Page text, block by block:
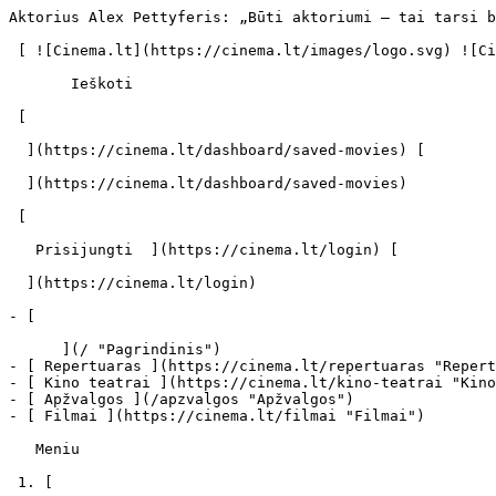
Aktorius Alex Pettyferis: „Būti aktoriumi – tai tarsi būti kalėjime“ - cinema.lt                            Ieškoti     

 [ ![Cinema.lt](https://cinema.lt/images/logo.svg) ![Cinema.lt](https://cinema.lt/images/favicon.svg) ](https://cinema.lt "Cinema.lt")

       Ieškoti     

 [  

  ](https://cinema.lt/dashboard/saved-movies) [  

  ](https://cinema.lt/dashboard/saved-movies)

 [  

   Prisijungti  ](https://cinema.lt/login) [  

  ](https://cinema.lt/login) 

- [  

      ](/ "Pagrindinis")
- [ Repertuaras ](https://cinema.lt/repertuaras "Repertuaras")
- [ Kino teatrai ](https://cinema.lt/kino-teatrai "Kino teatrai")
- [ Apžvalgos ](/apzvalgos "Apžvalgos")
- [ Filmai ](https://cinema.lt/filmai "Filmai")

   Meniu   

 1. [ 

      cinema.lt  ](/)
2. [  Naujienos  ](https://cinema.lt/naujienos)
3. Aktorius Alex Pettyferis: „Būti aktoriumi – tai tarsi būti kalėjime“

Aktorius Alex Pettyferis: „Būti aktoriumi – tai tarsi būti kalėjime“
====================================================================

Naujuoju merginų numylėtiniu tituluojamas Alexas Pettyferis teigia, kad aktoriaus duona – negailestingai kieta, o Holivudo žvaigždžių kupinas Los Andželas – klastingas gyvatynas.

Britų aktorius šiuo metu gyvenantis ir dirbantis Los Andžele viename interviu prisipažino negalintis pakęsti šio miesto ir jo gyventojų: „Jis kaip klastingas baseinas, kuriame visi gyvena baimėje. Geografiškai ši vieta fantastiška, tačiau socialine prasme – šlykšti.“

„Būti aktoriumi – tai tarsi būti kalėjime, - tikina 21 metų aktorius, - Patenki į kino pasaulį, uoliai jam tarnauji ir stengiesi atkartoti Johnny Deppo karjerą ir kada nors persikelti gyventi į Paryžių.“

Pervargęs nuo Los Andžele jį nuolat persekiojančių paparacių, A. Pettyferis drąsiai rėžia savo nuomonę apie šį miestą ir nesibaimina galimos kritikos, nes šiuo metu yra vienas geidžiamiausių jaunosios Holivudo kartos aktorių, o visi filmai, kuriuose jis vaidina, tampa pasauliniais hitais.

Jau nuo gegužės 27 d. A. Pettyferį Lietuvos kino teatruose bus galima pamatyti pamatyti romantiškoje dramoje „Pabaisa“ – modernioje „Gražuolės ir pabaisos“ versijoje, žiūrovus nukelsiančioje į šiuolaikinę Niujorko mokyklą.

 Dalintis

 [ ![Facebook](https://cinema.lt/images/socials/facebook_icon.svg) ](https://www.facebook.com/sharer/sharer.php?u=https%3A%2F%2Fcinema.lt%2Fnaujienos%2Faktorius-alex-pettyferis-buti-aktoriumi-tai-tarsi-buti-kalejime)[ ![Messenger](https://cinema.lt/images/socials/messenger_icon.svg) ](https://www.facebook.com/dialog/send?link=https%3A%2F%2Fcinema.lt%2Fnaujienos%2Faktorius-alex-pettyferis-buti-aktoriumi-tai-tarsi-buti-kalejime&redirect_uri=https%3A%2F%2Fcinema.lt%2Fnaujienos%2Faktorius-alex-pettyferis-buti-aktoriumi-tai-tarsi-buti-kalejime)[ ![LinkedIn](https://cinema.lt/images/socials/linkedin_icon.svg) ](https://www.linkedin.com/sharing/share-offsite/?url=https%3A%2F%2Fcinema.lt%2Fnaujienos%2Faktorius-alex-pettyferis-buti-aktoriumi-tai-tarsi-buti-kalejime)  

 [  

   Atgal į sąrašą  ](https://cinema.lt/naujienos) [  Kitas straipsnis   

  ](https://cinema.lt/naujienos/bbettany-vaidmuo-sci-fi-trileryje-kunigas-buvo-tarsi-vaikystes-svajoniu-issipildymas) 

 Kino teatrai šiuo metu rodo 
-----------------------------

- ![](https://cinema.lt/images/bookmarks/bookmark.svg)   

     [    ![Odisėja filmo online nuotraukos](https://s3.eu-central-1.amazonaws.com/cinema-lt/images/movies/poster/a93801f8df9c7cce1dcb323d1011f2e4/c/bPVSexx9aBZ5QtSB-2xl.webp)  ![imdb](https://cinema.lt/images/ratings/imdb.svg) 8.3 

     ![metacritic](https://cinema.lt/images/ratings/metacritic.svg) 89 

    ###  Odisėja 

    ####  The Odyssey 

     ](https://cinema.lt/filmai/odiseja-2026#movie-title "Odisėja")
- ![](https://cinema.lt/images/bookmarks/bookmark.svg)   

     [    ![Pakalikai Ir Monstrai filmo online nuotraukos](https://s3.eu-central-1.amazonaws.com/cinema-lt/images/movies/poster/fc6e511f21d871684a581040ce4ed36e/c/zmfDJU8iUY0pOF04-2xl.webp)  ![imdb](https://cinema.lt/images/ratings/imdb.svg) 6.6 

     ![metacritic](https://cinema.lt/images/ratings/metacritic.svg) 69 

      Apžvelgta  

    ###  Pakalikai Ir Monstrai 

    ####  Minions &amp; Monsters 

     ](https://cinema.lt/filmai/pakalikai-ir-monstrai#movie-title "Pakalikai Ir Monstrai")
- ![](https://cinema.lt/images/bookmarks/bookmark.svg)   

     [    ![Kitų Akimis filmo online nuotraukos](https://s3.eu-central-1.amazonaws.com/cinema-lt/images/movies/poster/5dfd4fb7e8d3e10730e6e9a88baef633/c/KmQqwURnHpIaIA6M-2xl.webp)  

    ###  Kitų Akimis 

    ####  The